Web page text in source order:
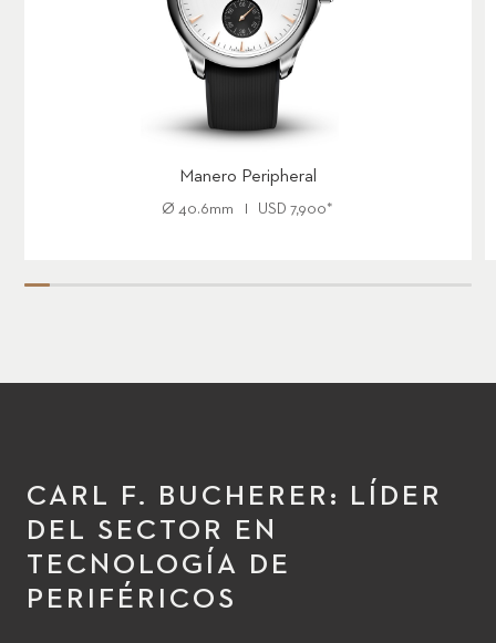
Manero Peripheral
Ø 40.6mm USD 7,900*
CARL F. BUCHERER: LÍDER
DEL SECTOR EN
TECNOLOGÍA DE
PERIFÉRICOS